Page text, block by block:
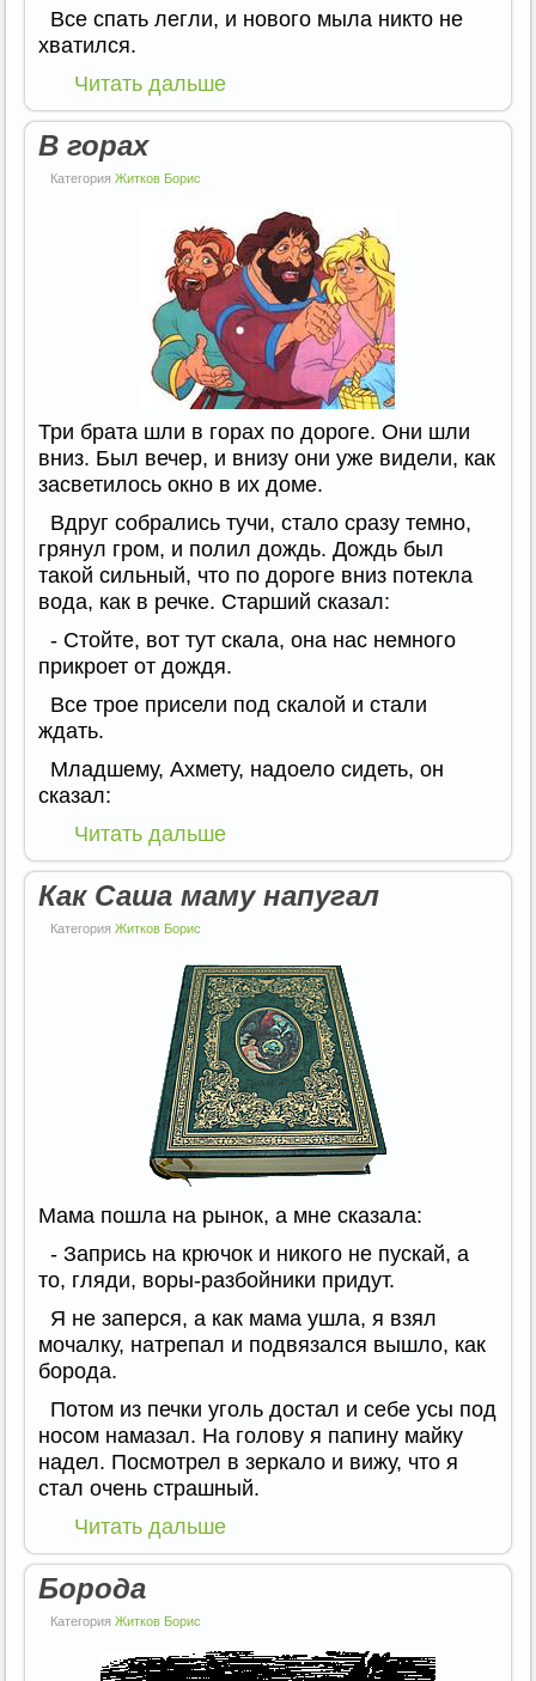
Все спать легли, и нового мыла никто не
хватился.
Читать дальше
В горах
Категория Житков Борис
Три брата шли в горах по дороге. Они шли
вниз. Был вечер, и внизу они уже видели, как
засветилось окно в их доме.
Вдруг собрались тучи, стало сразу темно,
грянул гром, и полил дождь. Дождь был
такой сильный, что по дороге вниз потекла
вода, как в речке. Старший сказал:
- Стойте, вот тут скала, она нас немного
прикроет от дождя.
Все трое присели под скалой и стали
ждать.
Младшему, Ахмету, надоело сидеть, он
сказал:
Читать дальше
Как Саша маму напугал
Категория Житков Борис
Мама пошла на рынок, а мне сказала:
- Запрись на крючок и никого не пускай, а
то, гляди, воры-разбойники придут.
Я не заперся, а как мама ушла, я взял
мочалку, натрепал и подвязался вышло, как
борода.
Потом из печки уголь достал и себе усы под
носом намазал. На голову я папину майку
надел. Посмотрел в зеркало и вижу, что я
стал очень страшный.
Читать дальше
Борода
Категория Житков Борис